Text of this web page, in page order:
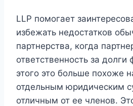
LLP помогает
избежать недостатков
партнерства, когда
ответственность за
этого это больше похоже
отдельным юридическим
отличным от ее членов.